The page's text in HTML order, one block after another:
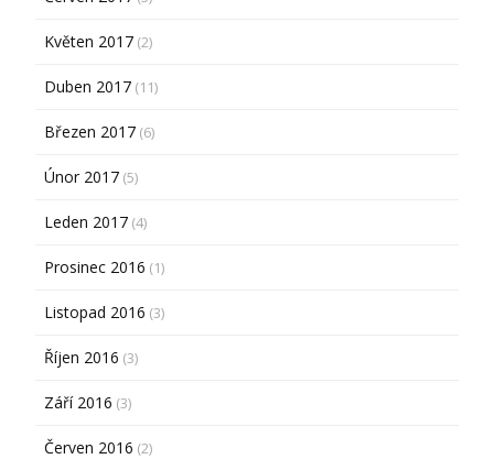
Květen 2017 (2)
Duben 2017 (11)
Březen 2017 (6)
Únor 2017 (5)
Leden 2017 (4)
Prosinec 2016 (1)
Listopad 2016 (3)
Říjen 2016 (3)
Září 2016 (3)
Červen 2016 (2)